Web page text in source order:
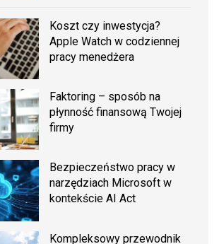
Koszt czy inwestycja?
Apple Watch w codziennej
pracy menedżera
Faktoring – sposób na
płynność finansową Twojej
firmy
Bezpieczeństwo pracy w
narzędziach Microsoft w
kontekście AI Act
Kompleksowy przewodnik